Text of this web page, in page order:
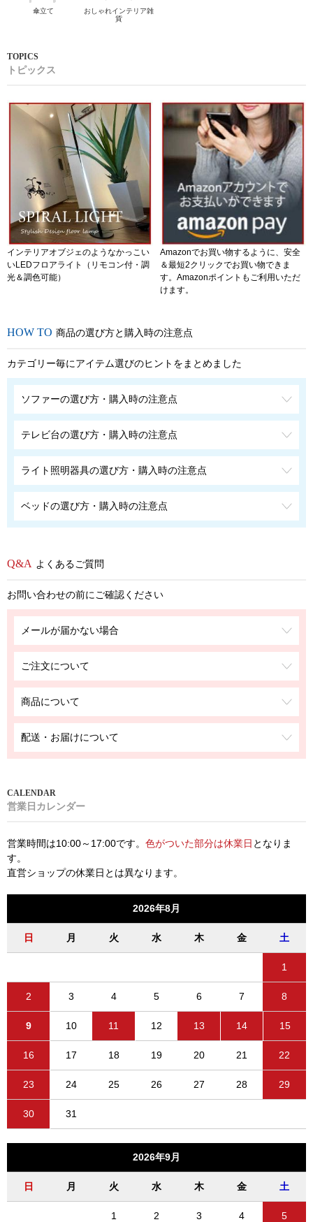
傘立て
おしゃれインテリア雑
貨
トピックス
インテリアオブジェのようなかっこい
いLEDフロアライト（リモコン付・調
光＆調色可能）
Amazonでお買い物するように、安全
＆最短2クリックでお買い物できま
す。Amazonポイントもご利用いただ
けます。
商品の選び方と購入時の注意点
カテゴリー毎にアイテム選びのヒントをまとめました
ソファーの選び方・購入時の注意点
テレビ台の選び方・購入時の注意点
ライト照明器具の選び方・購入時の注意点
ベッドの選び方・購入時の注意点
よくあるご質問
お問い合わせの前にご確認ください
メールが届かない場合
ご注文について
商品について
配送・お届けについて
営業日カレンダー
営業時間は10:00～17:00です。 色がついた部分は休業日 となりま
す。
直営ショップの休業日とは異なります。
2026年8月
日 月 火 水 木 金 土
1
2 3 4 5 6 7 8
9 10 11 12 13 14 15
16 17 18 19 20 21 22
23 24 25 26 27 28 29
30 31
2026年9月
日 月 火 水 木 金 土
1 2 3 4 5